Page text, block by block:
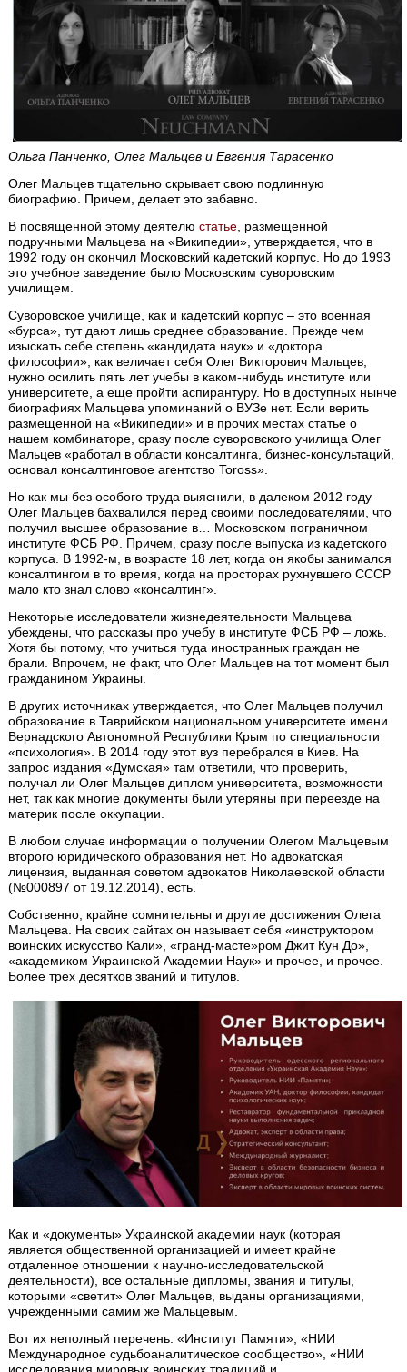
Ольга Панченко, Олег Мальцев и Евгения Тарасенко
Олег Мальцев тщательно скрывает свою подлинную
биографию. Причем, делает это забавно.
В посвященной этому деятелюстатье, размещенной
подручными Мальцева на «Википедии», утверждается, что в
1992 году он окончил Московский кадетский корпус. Но до 1993
это учебное заведение было Московским суворовским
училищем.
Суворовское училище, как и кадетский корпус – это военная
«бурса», тут дают лишь среднее образование. Прежде чем
изыскать себе степень «кандидата наук» и «доктора
философии», как величает себя Олег Викторович Мальцев,
нужно осилить пять лет учебы в каком-нибудь институте или
университете, а еще пройти аспирантуру. Но в доступных нынче
биографиях Мальцева упоминаний о ВУЗе нет. Если верить
размещенной на «Википедии» и в прочих местах статье о
нашем комбинаторе, сразу после суворовского училища Олег
Мальцев «работал в области консалтинга, бизнес-консультаций,
основал консалтинговое агентство Toross».
Но как мы без особого труда выяснили, в далеком 2012 году
Олег Мальцев бахвалился перед своими последователями, что
получил высшее образование в… Московском пограничном
институте ФСБ РФ. Причем, сразу после выпуска из кадетского
корпуса. В 1992-м, в возрасте 18 лет, когда он якобы занимался
консалтингом в то время, когда на просторах рухнувшего СССР
мало кто знал слово «консалтинг».
Некоторые исследователи жизнедеятельности Мальцева
убеждены, что рассказы про учебу в институте ФСБ РФ – ложь.
Хотя бы потому, что учиться туда иностранных граждан не
брали. Впрочем, не факт, что Олег Мальцев на тот момент был
гражданином Украины.
В других источниках утверждается, что Олег Мальцев получил
образование в Таврийском национальном университете имени
Вернадского Автономной Республики Крым по специальности
«психология». В 2014 году этот вуз перебрался в Киев. На
запрос издания «Думская» там ответили, что проверить,
получал ли Олег Мальцев диплом университета, возможности
нет, так как многие документы были утеряны при переезде на
материк после оккупации.
В любом случае информации о получении Олегом Мальцевым
второго юридического образования нет. Но адвокатская
лицензия, выданная советом адвокатов Николаевской области
(№000897 от 19.12.2014), есть.
Собственно, крайне сомнительны и другие достижения Олега
Мальцева. На своих сайтах он называет себя «инструктором
воинских искусство Кали», «гранд-масте»ром Джит Кун До»,
«академиком Украинской Академии Наук» и прочее, и прочее.
Более трех десятков званий и титулов.
Как и «документы» Украинской академии наук (которая
является общественной организацией и имеет крайне
отдаленное отношении к научно-исследовательской
деятельности), все остальные дипломы, звания и титулы,
которыми «светит» Олег Мальцев, выданы организациями,
учрежденными самим же Мальцевым.
Вот их неполный перечень: «Институт Памяти», «НИИ
Международное судьбоаналитическое сообщество», «НИИ
исследования мировых воинских традиций и